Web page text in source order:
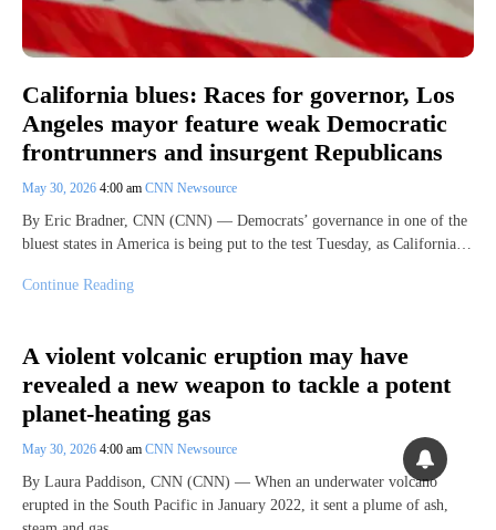
California blues: Races for governor, Los
Angeles mayor feature weak Democratic
frontrunners and insurgent Republicans
May 30, 2026 4:00 am CNN Newsource
By Eric Bradner, CNN (CNN) — Democrats’ governance in one of the
bluest states in America is being put to the test Tuesday, as California…
Continue Reading
A violent volcanic eruption may have
revealed a new weapon to tackle a potent
planet-heating gas
May 30, 2026 4:00 am CNN Newsource
By Laura Paddison, CNN (CNN) — When an underwater volcano
erupted in the South Pacific in January 2022, it sent a plume of ash,